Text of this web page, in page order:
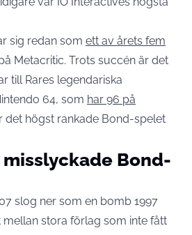
sig redan som ett av årets fem
Metacritic. Trots succén är det
till Rares legendariska
64, som har 96 på
det högst rankade Bond-spelet
misslyckade Bond-
slog ner som en bomb 1997
mellan stora förlag som inte fått